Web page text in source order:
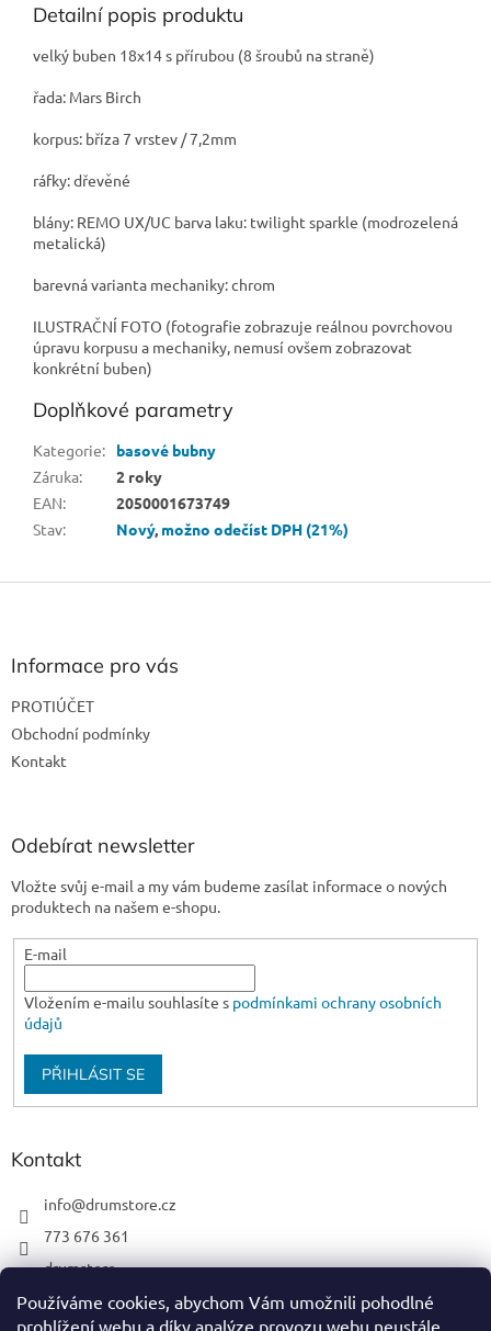
Používáme cookies, abychom Vám umožnili pohodlné
prohlížení webu a díky analýze provozu webu neustále
Detailní popis produktu
velký buben 18x14 s přírubou (8 šroubů na straně)
řada: Mars Birch
korpus: bříza 7 vrstev / 7,2mm
ráfky: dřevěné
blány: REMO UX/UC barva laku: twilight sparkle (modrozelená
metalická)
barevná varianta mechaniky: chrom
ILUSTRAČNÍ FOTO (fotografie zobrazuje reálnou povrchovou
úpravu korpusu a mechaniky, nemusí ovšem zobrazovat
konkrétní buben)
Doplňkové parametry
Kategorie:
basové bubny
Záruka:
2 roky
EAN:
2050001673749
Stav: Nový, možno odečíst DPH (21%)
Z
Informace pro vás
PROTIÚČET
Obchodní podmínky
Kontakt
Odebírat newsletter
Vložte svůj e-mail a my vám budeme zasílat informace o nových
produktech na našem e-shopu.
E-mail
Vložením e-mailu souhlasíte s podmínkami ochrany osobních
údajů
PŘIHLÁSIT SE
Kontakt
info@drumstore.cz
773 676 361
drumstore
drumstore.cz